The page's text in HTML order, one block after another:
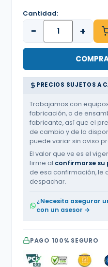
Cantidad:
− +
PRECIOS SUJETOS A
Trabajamos con
fabricación, o de
fabricante, así que el
de cambio y de la
puede variar sin aviso
El valor que ve es el
firme al confirmarse su
de esa confirmación, le
despachar.
¿Necesita asegurar
con un asesor →
PAGO 100% SEGURO